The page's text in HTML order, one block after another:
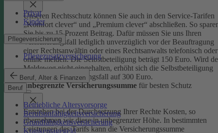
Privat
Kinder
Pflegeversicherung
Pflegezusatzversicherung
Beruf, Alter & Finanzen
Beruf
Betriebliche Altersvorsorge
Berufsunfähigkeitsversicherung
Grundfähigkeitsversicherung
Krankentagegeld
Unseren Rechtsschutz können Sie auch in den Service-Tarifen
„Komfort clever“ und „Premium clever“ abschließen. So
Sie bis zu 15 Prozent Beitrag. Dafür müssen Sie uns Ihren
Versicherungsfall lediglich unverzüglich vor der Beauftragung
einer Rechtsanwältin oder eines Rechtsanwalts telefonisch oder
online melden. Die Selbstbeteiligung beträgt 150 Euro. Wird
Meldeweg nicht eingehalten, erhöht sich die Selbstbeteiligung
für diesen Versicherungsfall auf 300 Euro.
unbegrenzte Versicherungssumme für besten Schutz
Entstehen bei der Durchsetzung Ihrer Rechte Kosten, so
übernehmen wir diese in unbegrenzter Höhe. In bestimmten
Leistungen des Tarifs kann die Versicherungssumme